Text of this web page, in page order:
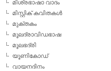
മിശ്രഭാഷാ വാദം
മിസ്റ്റിക് കവിതകള്‍
മുക്തകം
മൂലദ്രാവിഡഭാഷ
മൂലഭദ്രി
യൂണികോഡ്
വായനദിനം